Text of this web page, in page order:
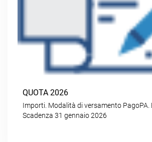
QUOTA 2026
Importi. Modalità di versamento PagoPA.
Scadenza 31 gennaio 2026